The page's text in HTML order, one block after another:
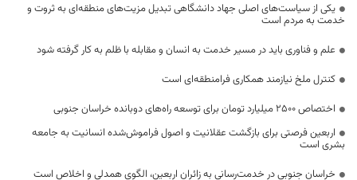
یکی از سیاست‌های اصلی جهاد دانشگاهی تبدیل مزیت‌های منطقه‌ای به ثروت و
خدمت به مردم است
علم و فناوری باید در مسیر خدمت به انسان و مقابله با ظلم به کار گرفته شود
کنترل ملخ نیازمند همکاری فرامنطقه‌ای است
اختصاص 2500 میلیارد تومان برای توسعه راه‌های دوبانده خراسان جنوبی
اربعین فرصتی برای بازگشت عقلانیت و اصول فراموش‌شده انسانیت به جامعه
بشری است
خراسان جنوبی در خدمت‌رسانی به زائران اربعین، الگوی همدلی و اخلاص است